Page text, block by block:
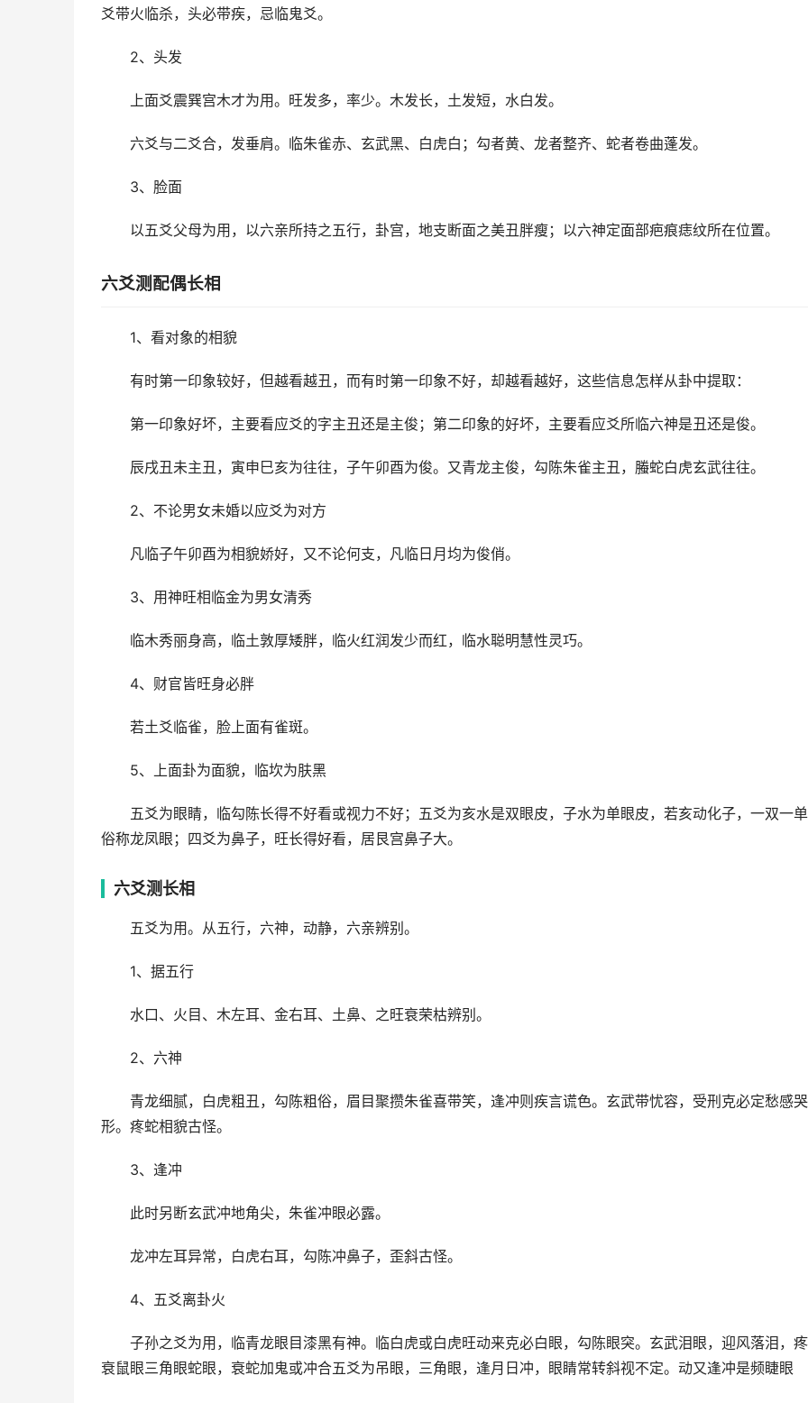
爻带火临杀，头必带疾，忌临鬼爻。
2、头发
上面爻震巽宫木才为用。旺发多，率少。木发长，土发短，水白发。
六爻与二爻合，发垂肩。临朱雀赤、玄武黑、白虎白；勾者黄、龙者整齐、蛇者卷曲蓬发。
3、脸面
以五爻父母为用，以六亲所持之五行，卦宫，地支断面之美丑胖瘦；以六神定面部疤痕痣纹所在位置。
六爻测配偶长相
1、看对象的相貌
有时第一印象较好，但越看越丑，而有时第一印象不好，却越看越好，这些信息怎样从卦中提取：
第一印象好坏，主要看应爻的字主丑还是主俊；第二印象的好坏，主要看应爻所临六神是丑还是俊。
辰戌丑未主丑，寅申巳亥为往往，子午卯酉为俊。又青龙主俊，勾陈朱雀主丑，螣蛇白虎玄武往往。
2、不论男女未婚以应爻为对方
凡临子午卯酉为相貌娇好，又不论何支，凡临日月均为俊俏。
3、用神旺相临金为男女清秀
临木秀丽身高，临土敦厚矮胖，临火红润发少而红，临水聪明慧性灵巧。
4、财官皆旺身必胖
若土爻临雀，脸上面有雀斑。
5、上面卦为面貌，临坎为肤黑
五爻为眼睛，临勾陈长得不好看或视力不好；五爻为亥水是双眼皮，子水为单眼皮，若亥动化子，一双一
俗称龙凤眼；四爻为鼻子，旺长得好看，居艮宫鼻子大。
六爻测长相
五爻为用。从五行，六神，动静，六亲辨别。
1、据五行
水口、火目、木左耳、金右耳、土鼻、之旺衰荣枯辨别。
2、六神
青龙细腻，白虎粗丑，勾陈粗俗，眉目聚攒朱雀喜带笑，逢冲则疾言谎色。玄武带忧容，受刑克必定愁感哭
形。疼蛇相貌古怪。
3、逢冲
此时另断玄武冲地角尖，朱雀冲眼必露。
龙冲左耳异常，白虎右耳，勾陈冲鼻子，歪斜古怪。
4、五爻离卦火
子孙之爻为用，临青龙眼目漆黑有神。临白虎或白虎旺动来克必白眼，勾陈眼突。玄武泪眼，迎风落泪，
衰鼠眼三角眼蛇眼，衰蛇加鬼或冲合五爻为吊眼，三角眼，逢月日冲，眼睛常转斜视不定。动又逢冲是频睫眼